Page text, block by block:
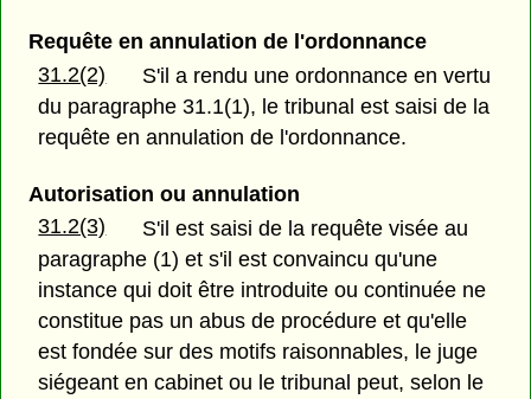
Requête en annulation de l'ordonnance
31.2(2)
S'il a rendu une ordonnance en vertu
du paragraphe 31.1(1), le tribunal est saisi de la
requête en annulation de l'ordonnance.
Autorisation ou annulation
31.2(3)
S'il est saisi de la requête visée au
paragraphe (1) et s'il est convaincu qu'une
instance qui doit être introduite ou continuée ne
constitue pas un abus de procédure et qu'elle
est fondée sur des motifs raisonnables, le juge
siégeant en cabinet ou le tribunal peut, selon le